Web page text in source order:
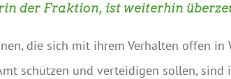
der Fraktion, ist weiterhin
die sich mit ihrem Verhalten offen
schützen und verteidigen sollen, sind